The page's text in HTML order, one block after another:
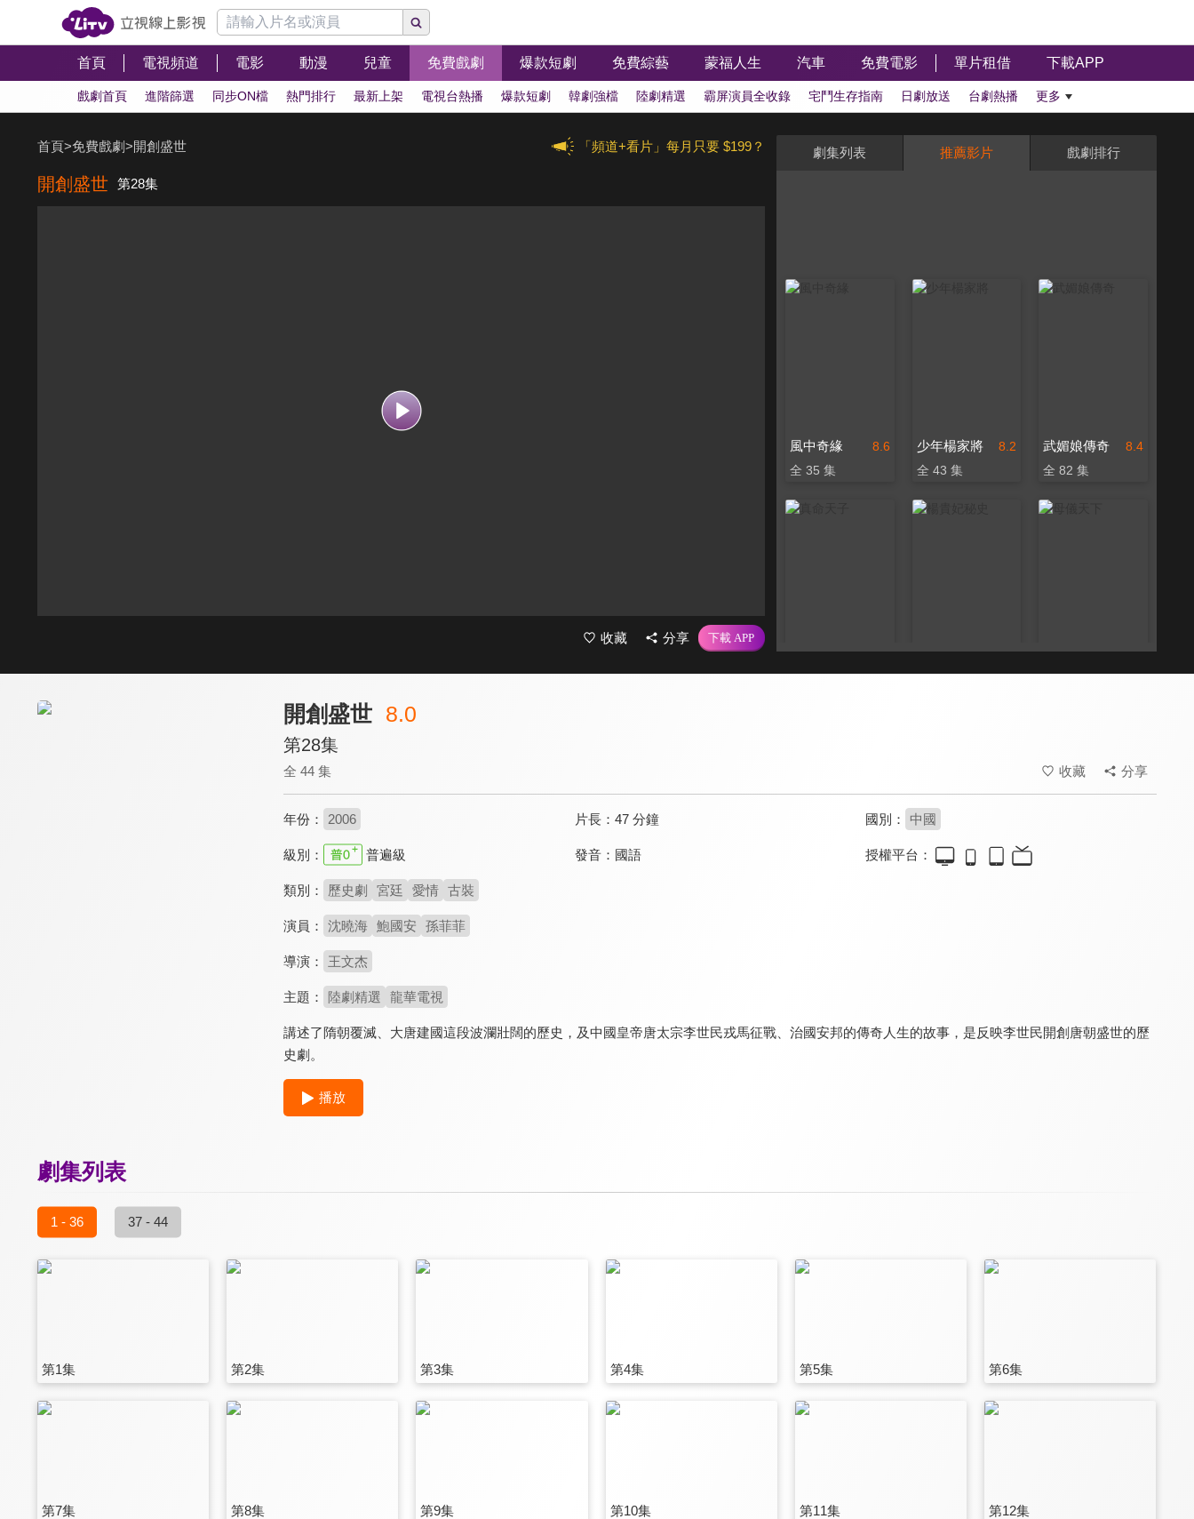
首頁 電視頻道 電影 動漫 兒童 免費戲劇 爆款短劇 免費綜藝 蒙福人生 汽車 免費電影 單片租借 下載APP
戲劇首頁 進階篩選 同步ON檔 熱門排行 最新上架 電視台熱播 爆款短劇 韓劇強檔 陸劇精選 霸屏演員全收錄 宅鬥生存指南 日劇放送 台劇熱播 更多
「頻道+看片」每月只要 $199？
首頁>免費戲劇>開創盛世
開創盛世 第28集
收藏 分享
劇集列表 推薦影片 戲劇排行
8.6
風中奇緣
全 35 集
8.2
少年楊家將
全 43 集
8.4
武媚娘傳奇
全 82 集
開創盛世 8.0
第28集
全 44 集 收藏 分享
年份： 2006 片長： 47 分鐘 國別： 中國
級別： 普遍級 發音： 國語 授權平台：
類別： 歷史劇 宮廷 愛情 古裝
演員： 沈曉海 鮑國安 孫菲菲
導演： 王文杰
主題： 陸劇精選 龍華電視
講述了隋朝覆滅、大唐建國這段波瀾壯闊的歷史，及中國皇帝唐太宗李世民戎馬征戰、治國安邦的傳奇人生的故事，是反映李世民開創唐朝盛世的歷
史劇。
播放
劇集列表
1 - 36 37 - 44
第1集 第2集 第3集 第4集 第5集 第6集
第7集 第8集 第9集 第10集 第11集 第12集